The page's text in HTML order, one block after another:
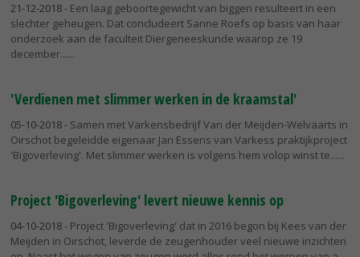
21-12-2018- Een laag geboortegewicht van biggen resulteert in een
slechter geheugen. Dat concludeert Sanne Roefs op basis van haar
onderzoek aan de faculteit Diergeneeskunde waarop ze 19
december...
'Verdienen met slimmer werken in de kraamstal'
05-10-2018- Samen met Varkensbedrijf Van der Meijden-Welvaarts in
Oirschot begeleidde eigenaar Jan Essens van Varkess praktijkproject
'Bigoverleving'. Met slimmer werken is volgens hem volop winst te...
Project 'Bigoverleving' levert nieuwe kennis op
04-10-2018- Project 'Bigoverleving' dat in 2016 begon bij Kees van der
Meijden in Oirschot, leverde de zeugenhouder veel nieuwe inzichten